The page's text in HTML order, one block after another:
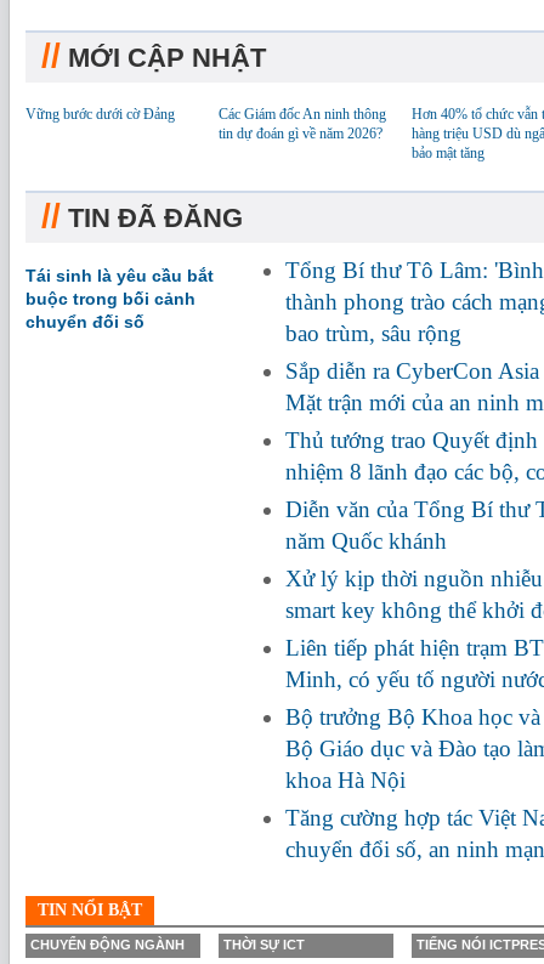
// MỚI CẬP NHẬT
Vững bước dưới cờ Đảng
Các Giám đốc An ninh thông
tin dự đoán gì về năm 2026?
Hơn 40% tổ chức vẫn
hàng triệu USD dù
bảo mật tăng
// TIN ĐÃ ĐĂNG
Tái sinh là yêu cầu bắt
buộc trong bối cảnh
chuyển đối số
Tổng Bí thư Tô Lâm:
thành phong trào cách
bao trùm, sâu rộng
Sắp diễn ra CyberCon
Mặt trận mới của an ninh
Thủ tướng trao Quyết
nhiệm 8 lãnh đạo các bộ,
Diễn văn của Tổng Bí thư
năm Quốc khánh
Xử lý kịp thời nguồn
smart key không thể khởi
Liên tiếp phát hiện trạm
Minh, có yếu tố người
Bộ trưởng Bộ Khoa học
Bộ Giáo dục và Đào tạo
khoa Hà Nội
Tăng cường hợp tác Việt
chuyển đổi số, an ninh
TIN NỔI BẬT
CHUYỂN ĐỘNG NGÀNH THỜI SỰ ICT TIẾNG NÓI